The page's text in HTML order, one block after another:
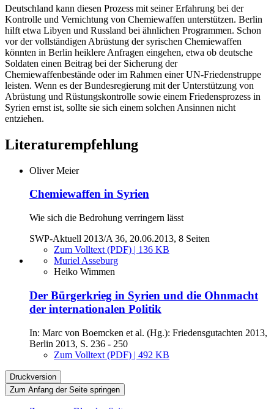
Deutschland kann diesen Prozess mit seiner Erfahrung bei der
Kontrolle und Vernichtung von Chemiewaffen unterstützen. Berlin
hilft etwa Libyen und Russland bei ähnlichen Programmen. Schon
vor der vollständigen Abrüstung der syrischen Chemiewaffen
könnten in Berlin heiklere Anfragen eingehen, etwa ob deutsche
Soldaten einen Beitrag bei der Sicherung der
Chemiewaffenbestände oder im Rahmen einer UN-Friedenstruppe
leisten. Wenn es der Bundesregierung mit der Unterstützung von
Abrüstung und Rüstungskontrolle sowie einem Friedensprozess in
Syrien ernst ist, sollte sie sich einem solchen Ansinnen nicht
entziehen.
Literaturempfehlung
Oliver Meier
Chemiewaffen in Syrien
Wie sich die Bedrohung verringern lässt
SWP-Aktuell 2013/A 36, 20.06.2013, 8 Seiten
Zum Volltext (PDF) | 136 KB
Muriel Asseburg
Heiko Wimmen
Der Bürgerkrieg in Syrien und die Ohnmacht
der internationalen Politik
In: Marc von Boemcken et al. (Hg.): Friedensgutachten 2013,
Berlin 2013, S. 236 - 250
Zum Volltext (PDF) | 492 KB
Druckversion
Zum Anfang der Seite springen